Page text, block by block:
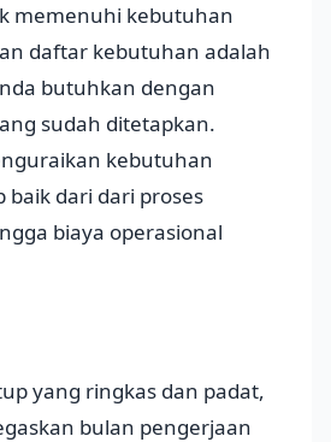
memenuhi kebutuhan
daftar kebutuhan adalah
butuhkan dengan
sudah ditetapkan.
kebutuhan
baik dari dari proses
biaya operasional
yang ringkas dan padat,
bulan pengerjaan